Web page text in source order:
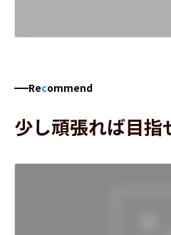
Recommend
少し頑張れば目指